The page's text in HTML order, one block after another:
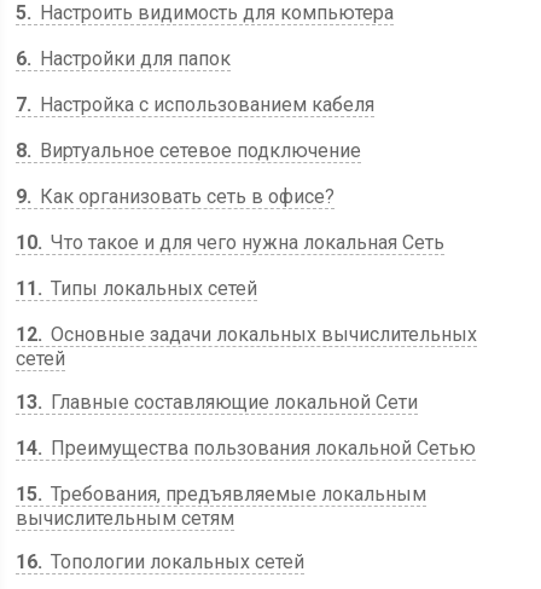
5
Настроить видимость для компьютера
6
Настройки для папок
7
Настройка с использованием кабеля
8
Виртуальное сетевое подключение
9
Как организовать сеть в офисе?
10 Что такое и для чего нужна локальная Сеть
11
Типы локальных сетей
12 Основные задачи локальных вычислительных
сетей
13
Главные составляющие локальной Сети
14
Преимущества пользования локальной Сетью
15 Требования, предъявляемые локальным
вычислительным сетям
16 Топологии локальных сетей